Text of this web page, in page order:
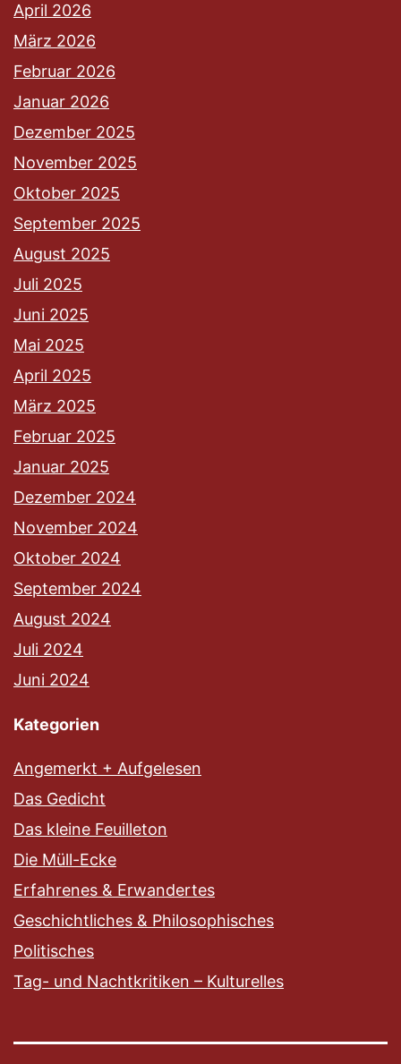
April 2026
März 2026
Februar 2026
Januar 2026
Dezember 2025
November 2025
Oktober 2025
September 2025
August 2025
Juli 2025
Juni 2025
Mai 2025
April 2025
März 2025
Februar 2025
Januar 2025
Dezember 2024
November 2024
Oktober 2024
September 2024
August 2024
Juli 2024
Juni 2024
Kategorien
Angemerkt + Aufgelesen
Das Gedicht
Das kleine Feuilleton
Die Müll-Ecke
Erfahrenes & Erwandertes
Geschichtliches & Philosophisches
Politisches
Tag- und Nachtkritiken – Kulturelles